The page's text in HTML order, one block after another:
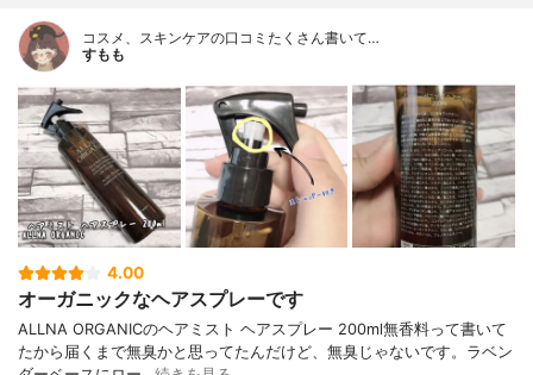
コスメ、スキンケアの口コミたくさん書いて…
すもも
4.00
オーガニックなヘアスプレーです
ALLNA ORGANICのヘアミスト ヘアスプレー 200ml無香料って書いて
たから届くまで無臭かと思ってたんだけど、無臭じゃないです。ラベン